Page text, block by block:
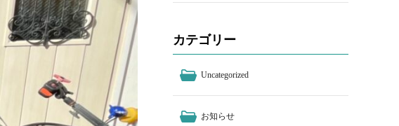
カテゴリー
Uncategorized
お知らせ